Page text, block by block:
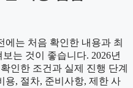
는 처음 확인한 내용과 최
는 것이 좋습니다. 2026년
인한 조건과 실제 진행 단계
용, 절차, 준비사항, 제한 사